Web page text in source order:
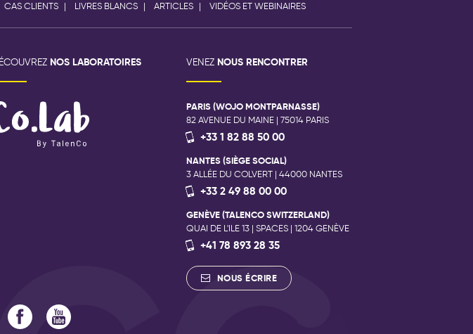
CAS CLIENTS LIVRES BLANCS ARTICLES VIDÉOS ET WEBINAIRES
NOS LABORATOIRES VENEZ NOUS RENCONTRER
PARIS (WOJO MONTPARNASSE)
82 AVENUE DU MAINE | 75014 PARIS
+33 1 82 88 50 00
NANTES (SIÈGE SOCIAL)
3 ALLÉE DU COLVERT | 44000 NANTES
+33 2 49 88 00 00
GENÈVE (TALENCO SWITZERLAND)
QUAI DE L'ILE 13 | SPACES | 1204 GENÈVE
+41 78 893 28 35
NOUS ÉCRIRE